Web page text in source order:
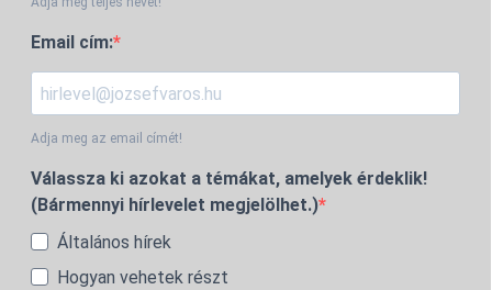
Email cím:
Adja meg az email címét!
Válassza ki azokat a témákat, amelyek érdeklik!
(Bármennyi hírlevelet megjelölhet.)
Általános hírek
Hogyan vehetek részt